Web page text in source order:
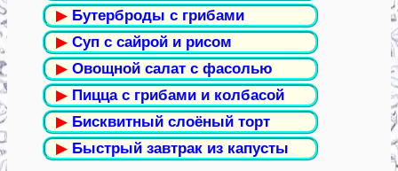
▶ Бутерброды с грибами
▶ Суп с сайрой и рисом
▶ Овощной салат с фасолью
▶ Пицца с грибами и колбасой
▶ Бисквитный слоёный торт
▶ Быстрый завтрак из капусты